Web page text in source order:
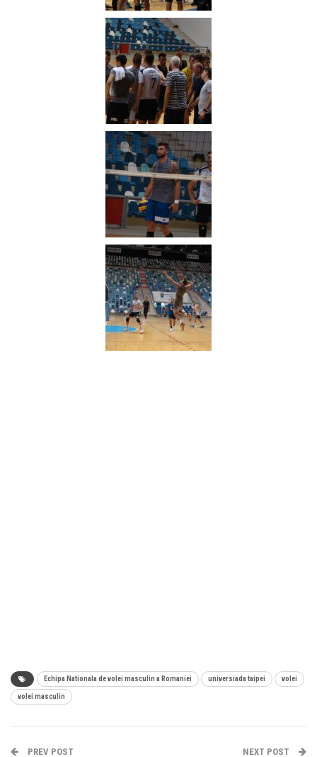
Echipa Nationala de volei masculin a Romaniei universiada taipei volei
volei masculin
PREV POST NEXT POST